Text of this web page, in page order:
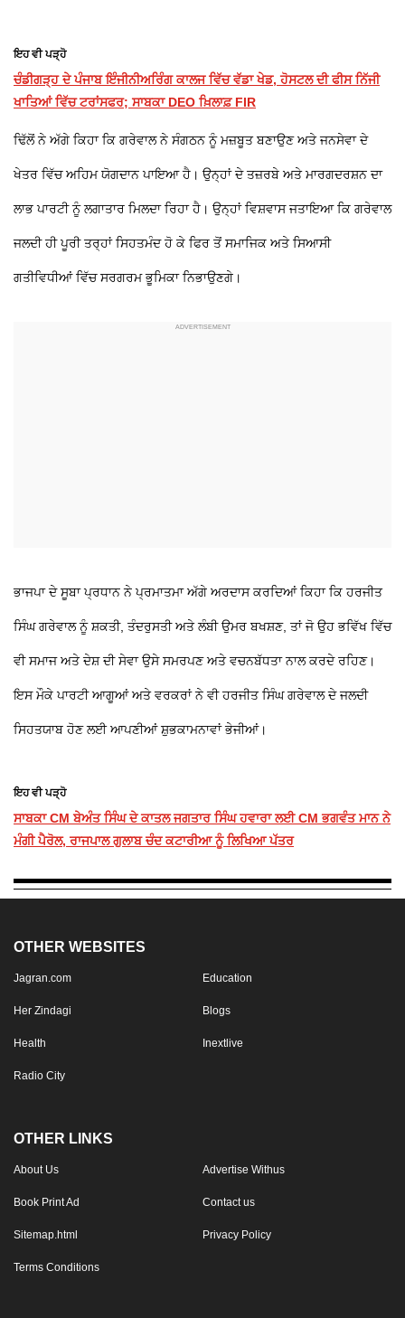
ਇਹ ਵੀ ਪੜ੍ਹੋ
ਚੰਡੀਗੜ੍ਹ ਦੇ ਪੰਜਾਬ ਇੰਜੀਨੀਅਰਿੰਗ ਕਾਲਜ ਵਿੱਚ ਵੱਡਾ ਖੇਡ, ਹੋਸਟਲ ਦੀ ਫੀਸ ਨਿੱਜੀ
ਖਾਤਿਆਂ ਵਿੱਚ ਟਰਾਂਸਫਰ; ਸਾਬਕਾ DEO ਖ਼ਿਲਾਫ਼ FIR
ਢਿੱਲੋਂ ਨੇ ਅੱਗੇ ਕਿਹਾ ਕਿ ਗਰੇਵਾਲ ਨੇ ਸੰਗਠਨ ਨੂੰ ਮਜ਼ਬੂਤ ਬਣਾਉਣ ਅਤੇ ਜਨਸੇਵਾ ਦੇ
ਖੇਤਰ ਵਿੱਚ ਅਹਿਮ ਯੋਗਦਾਨ ਪਾਇਆ ਹੈ। ਉਨ੍ਹਾਂ ਦੇ ਤਜ਼ਰਬੇ ਅਤੇ ਮਾਰਗਦਰਸ਼ਨ ਦਾ
ਲਾਭ ਪਾਰਟੀ ਨੂੰ ਲਗਾਤਾਰ ਮਿਲਦਾ ਰਿਹਾ ਹੈ। ਉਨ੍ਹਾਂ ਵਿਸ਼ਵਾਸ ਜਤਾਇਆ ਕਿ ਗਰੇਵਾਲ
ਜਲਦੀ ਹੀ ਪੂਰੀ ਤਰ੍ਹਾਂ ਸਿਹਤਮੰਦ ਹੋ ਕੇ ਫਿਰ ਤੋਂ ਸਮਾਜਿਕ ਅਤੇ ਸਿਆਸੀ
ਗਤੀਵਿਧੀਆਂ ਵਿੱਚ ਸਰਗਰਮ ਭੂਮਿਕਾ ਨਿਭਾਉਣਗੇ।
ਭਾਜਪਾ ਦੇ ਸੂਬਾ ਪ੍ਰਧਾਨ ਨੇ ਪ੍ਰਮਾਤਮਾ ਅੱਗੇ ਅਰਦਾਸ ਕਰਦਿਆਂ ਕਿਹਾ ਕਿ ਹਰਜੀਤ
ਸਿੰਘ ਗਰੇਵਾਲ ਨੂੰ ਸ਼ਕਤੀ, ਤੰਦਰੁਸਤੀ ਅਤੇ ਲੰਬੀ ਉਮਰ ਬਖਸ਼ਣ, ਤਾਂ ਜੋ ਉਹ ਭਵਿੱਖ ਵਿੱਚ
ਵੀ ਸਮਾਜ ਅਤੇ ਦੇਸ਼ ਦੀ ਸੇਵਾ ਉਸੇ ਸਮਰਪਣ ਅਤੇ ਵਚਨਬੱਧਤਾ ਨਾਲ ਕਰਦੇ ਰਹਿਣ।
ਇਸ ਮੌਕੇ ਪਾਰਟੀ ਆਗੂਆਂ ਅਤੇ ਵਰਕਰਾਂ ਨੇ ਵੀ ਹਰਜੀਤ ਸਿੰਘ ਗਰੇਵਾਲ ਦੇ ਜਲਦੀ
ਸਿਹਤਯਾਬ ਹੋਣ ਲਈ ਆਪਣੀਆਂ ਸ਼ੁਭਕਾਮਨਾਵਾਂ ਭੇਜੀਆਂ।
ਇਹ ਵੀ ਪੜ੍ਹੋ
ਸਾਬਕਾ CM ਬੇਅੰਤ ਸਿੰਘ ਦੇ ਕਾਤਲ ਜਗਤਾਰ ਸਿੰਘ ਹਵਾਰਾ ਲਈ CM ਭਗਵੰਤ ਮਾਨ ਨੇ
ਮੰਗੀ ਪੈਰੋਲ, ਰਾਜਪਾਲ ਗੁਲਾਬ ਚੰਦ ਕਟਾਰੀਆ ਨੂੰ ਲਿਖਿਆ ਪੱਤਰ
OTHER WEBSITES
Jagran.com Education
Her Zindagi Blogs
Health Inextlive
Radio City
OTHER LINKS
About Us Advertise Withus
Book Print Ad Contact us
Sitemap.html Privacy Policy
Terms Conditions